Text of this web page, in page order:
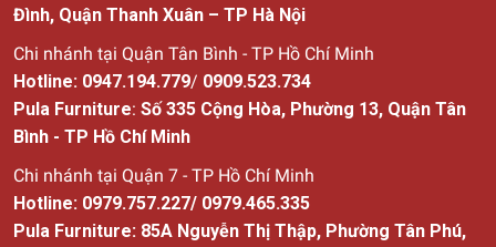
Đình, Quận Thanh Xuân – TP Hà Nội
Chi nhánh tại Quận Tân Bình - TP Hồ Chí Minh
Hotline: 0947.194.779/ 0909.523.734
Pula Furniture: Số 335 Cộng Hòa, Phường 13, Quận Tân
Bình - TP Hồ Chí Minh
Chi nhánh tại Quận 7 - TP Hồ Chí Minh
Hotline: 0979.757.227/ 0979.465.335
Pula Furniture: 85A Nguyễn Thị Thập, Phường Tân Phú,